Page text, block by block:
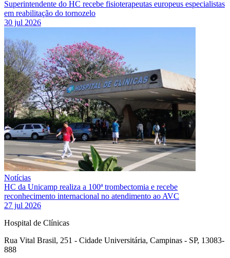
Superintendente do HC recebe fisioterapeutas europeus especialistas
em reabilitação do tornozelo
30 jul 2026
Notícias
HC da Unicamp realiza a 100ª trombectomia e recebe
reconhecimento internacional no atendimento ao AVC
27 jul 2026
Hospital de Clínicas
Rua Vital Brasil, 251 - Cidade Universitária, Campinas - SP, 13083-
888